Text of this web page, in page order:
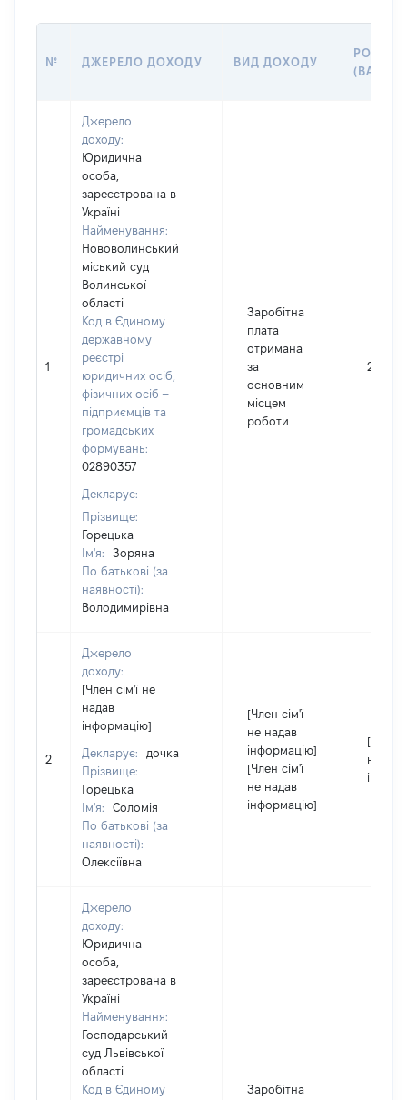
№ ДЖЕРЕЛО ДОХОДУ ВИД ДОХОДУ
РОЗМІР
1
Джерело
доходу:
Юридична
особа,
зареєстрована в
Україні
Найменування:
Нововолинський
міський суд
Волинської
області
Код в Єдиному
державному
реєстрі
юридичних осіб,
фізичних осіб –
підприємців та
громадських
формувань:
02890357
Декларує:
Прізвище:
Горецька
Ім'я:
Зоряна
По батькові (за
наявності):
Володимирівна
Заробітна
плата
отримана
за
основним
місцем
роботи
24488
2
Джерело
доходу:
[Член сім'ї не
надав
інформацію]
Декларує:
дочка
Прізвище:
Горецька
Ім'я:
Соломія
По батькові (за
наявності):
Олексіївна
[Член сім'ї
не надав
інформацію]
[Член сім'ї
не надав
інформацію]
[Член
не
Джерело
доходу:
Юридична
особа,
зареєстрована в
Україні
Найменування:
Господарський
суд Львівської
області
Код в Єдиному
Заробітна